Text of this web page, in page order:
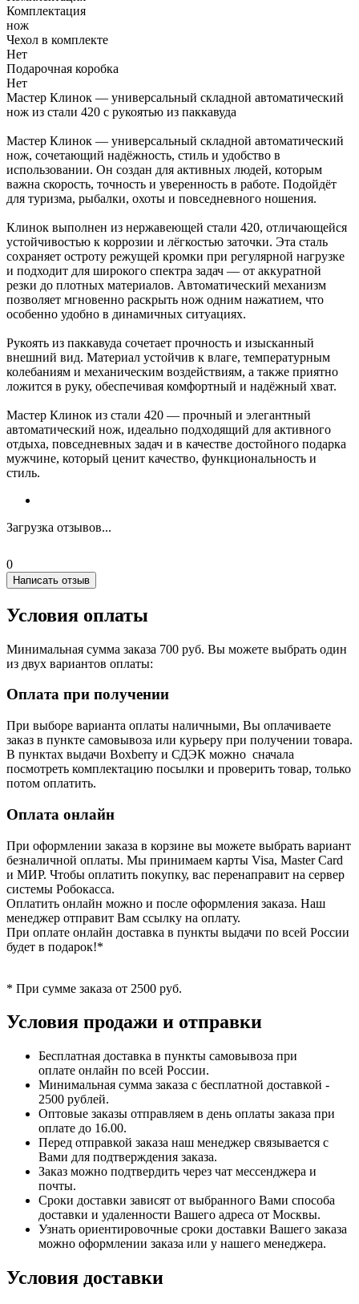
Комплектация
нож
Чехол в комплекте
Нет
Подарочная коробка
Нет
Мастер Клинок — универсальный складной автоматический
нож из стали 420 с рукоятью из паккавуда
Мастер Клинок — универсальный складной автоматический
нож, сочетающий надёжность, стиль и удобство в
использовании. Он создан для активных людей, которым
важна скорость, точность и уверенность в работе. Подойдёт
для туризма, рыбалки, охоты и повседневного ношения.
Клинок выполнен из нержавеющей стали 420, отличающейся
устойчивостью к коррозии и лёгкостью заточки. Эта сталь
сохраняет остроту режущей кромки при регулярной нагрузке
и подходит для широкого спектра задач — от аккуратной
резки до плотных материалов. Автоматический механизм
позволяет мгновенно раскрыть нож одним нажатием, что
особенно удобно в динамичных ситуациях.
Рукоять из паккавуда сочетает прочность и изысканный
внешний вид. Материал устойчив к влаге, температурным
колебаниям и механическим воздействиям, а также приятно
ложится в руку, обеспечивая комфортный и надёжный хват.
Мастер Клинок из стали 420 — прочный и элегантный
автоматический нож, идеально подходящий для активного
отдыха, повседневных задач и в качестве достойного подарка
мужчине, который ценит качество, функциональность и
стиль.
Загрузка отзывов...
0
Написать отзыв
Условия оплаты
Минимальная сумма заказа 700 руб. Вы можете выбрать один
из двух вариантов оплаты:
Оплата при получении
При выборе варианта оплаты наличными, Вы оплачиваете
заказ в пункте самовывоза или курьеру при получении товара.
В пунктах выдачи Boxberry и СДЭК можно сначала
посмотреть комплектацию посылки и проверить товар, только
потом оплатить.
Оплата онлайн
При оформлении заказа в корзине вы можете выбрать вариант
безналичной оплаты. Мы принимаем карты Visa, Master Card
и МИР. Чтобы оплатить покупку, вас перенаправит на сервер
системы Робокасса.
Оплатить онлайн можно и после оформления заказа. Наш
менеджер отправит Вам ссылку на оплату.
При оплате онлайн доставка в пункты выдачи по всей России
будет в подарок!*
* При сумме заказа от 2500 руб.
Условия продажи и отправки
Бесплатная доставка в пункты самовывоза при
оплате онлайн по всей России.
Минимальная сумма заказа с бесплатной доставкой -
2500 рублей.
Оптовые заказы отправляем в день оплаты заказа при
оплате до 16.00.
Перед отправкой заказа наш менеджер связывается с
Вами для подтверждения заказа.
Заказ можно подтвердить через чат мессенджера и
почты.
Сроки доставки зависят от выбранного Вами способа
доставки и удаленности Вашего адреса от Москвы.
Узнать ориентировочные сроки доставки Вашего заказа
можно оформлении заказа или у нашего менеджера.
Условия доставки